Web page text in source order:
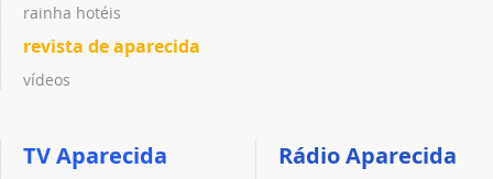
rainha hotéis
revista de aparecida
vídeos
TV Aparecida Rádio Aparecida